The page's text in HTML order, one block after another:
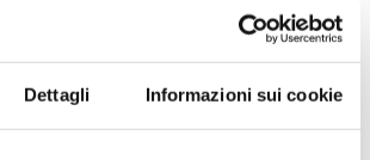
Dettagli Informazioni sui cookie
di respiratore nelle mani di un
per la lavorazione dei
elettrico in grado di azionare il